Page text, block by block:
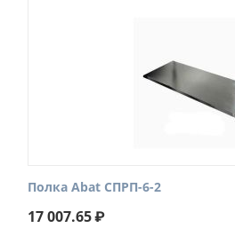
Полка Abat СПРП-6-2
17 007.65₽